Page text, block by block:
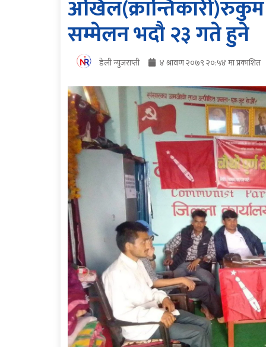
सम्मेलन भदौ २३ गते हुने
डेली न्युजराप्ती ४ श्रावण २०७९ २०:५४ मा प्रकाशित